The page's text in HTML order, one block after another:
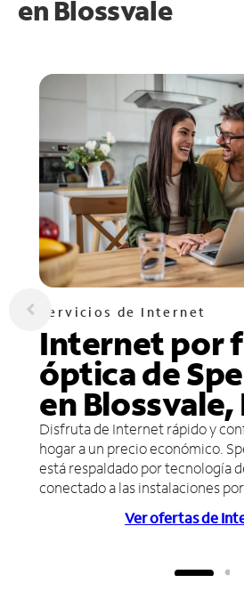
en Blossvale
Servicios de Internet
Internet por
óptica de
en Blossvale,
Disfruta de Internet rápido y
hogar a un precio económico.
está respaldado por tecnología
conectado a las instalaciones
Ver ofertas de